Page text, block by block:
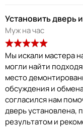
Установить дверь
Муж на час
Мы искали мастера
могли найти
место
обсуждения и
согласился нам
дверь установлена,
результатом и